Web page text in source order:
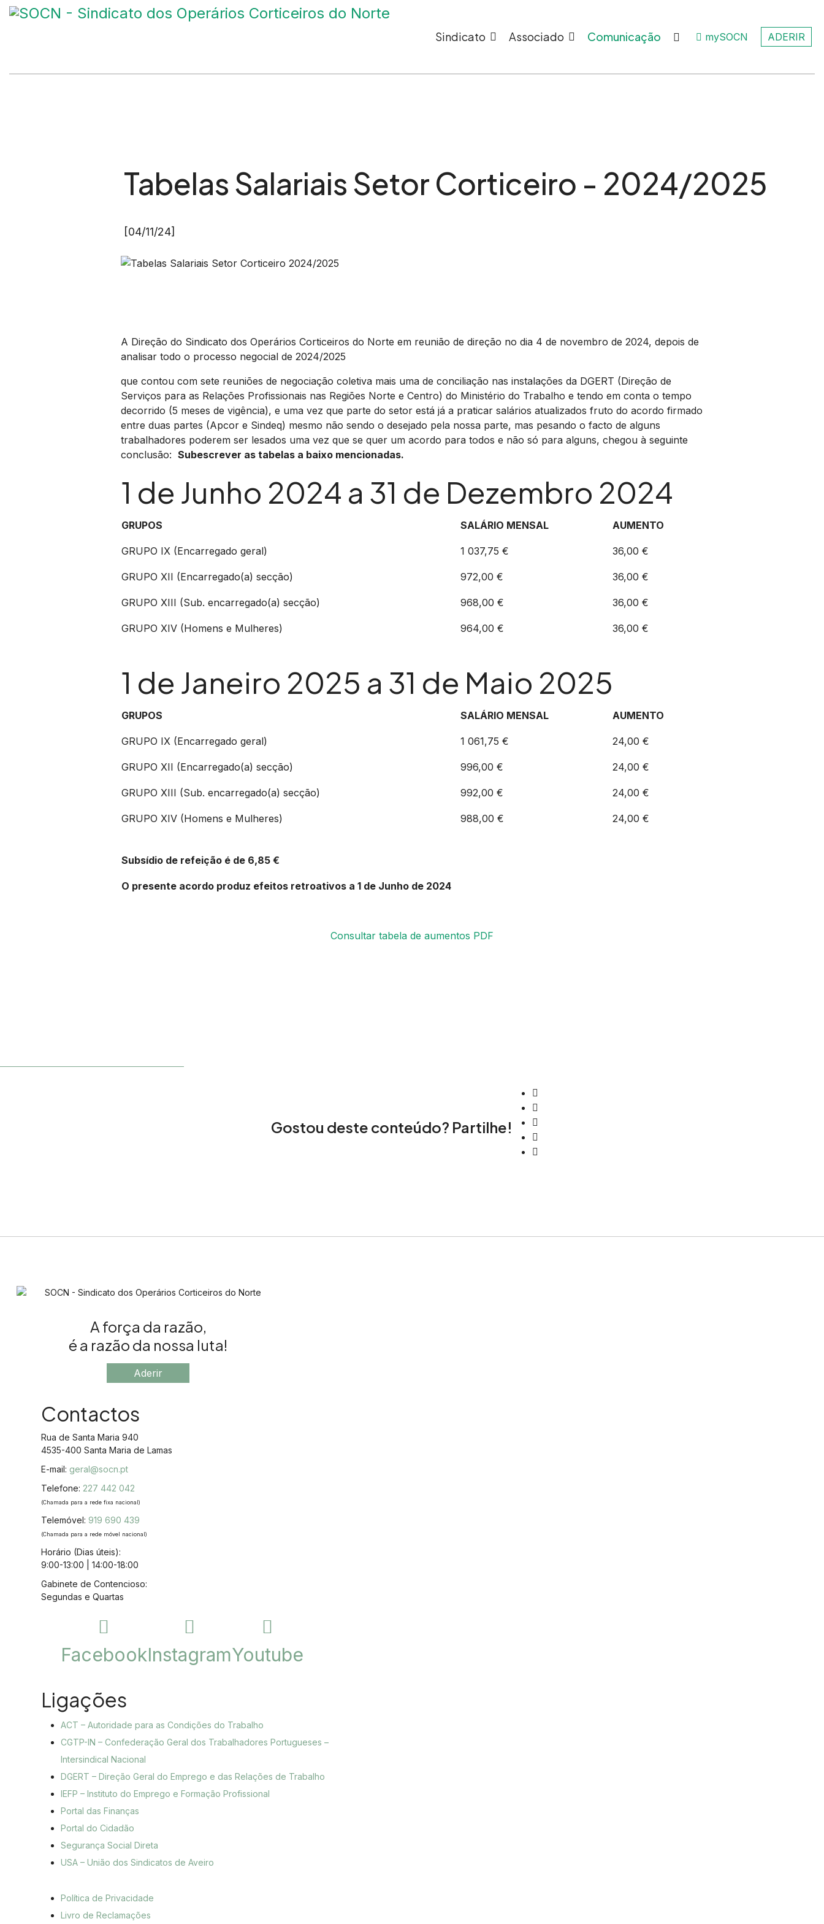
Sindicato Associado Comunicação mySOCN ADERIR
Tabelas Salariais Setor Corticeiro - 2024/2025
[04/11/24]
A Direção do Sindicato dos Operários Corticeiros do Norte em reunião de direção no dia 4 de novembro de 2024, depois de
analisar todo o processo negocial de 2024/2025
que contou com sete reuniões de negociação coletiva mais uma de conciliação nas instalações da DGERT (Direção de
Serviços para as Relações Profissionais nas Regiões Norte e Centro) do Ministério do Trabalho e tendo em conta o tempo
decorrido (5 meses de vigência), e uma vez que parte do setor está já a praticar salários atualizados fruto do acordo firmado
entre duas partes (Apcor e Sindeq) mesmo não sendo o desejado pela nossa parte, mas pesando o facto de alguns
trabalhadores poderem ser lesados uma vez que se quer um acordo para todos e não só para alguns, chegou à seguinte
conclusão: Subescrever as tabelas a baixo mencionadas.
1 de Junho 2024 a 31 de Dezembro 2024
GRUPOS SALÁRIO MENSAL AUMENTO
GRUPO IX (Encarregado geral) 1 037,75 € 36,00 €
GRUPO XII (Encarregado(a) secção) 972,00 € 36,00 €
GRUPO XIII (Sub. encarregado(a) secção) 968,00 € 36,00 €
GRUPO XIV (Homens e Mulheres) 964,00 € 36,00 €
1 de Janeiro 2025 a 31 de Maio 2025
GRUPOS SALÁRIO MENSAL AUMENTO
GRUPO IX (Encarregado geral) 1 061,75 € 24,00 €
GRUPO XII (Encarregado(a) secção) 996,00 € 24,00 €
GRUPO XIII (Sub. encarregado(a) secção) 992,00 € 24,00 €
GRUPO XIV (Homens e Mulheres) 988,00 € 24,00 €
Subsídio de refeição é de 6,85 €
O presente acordo produz efeitos retroativos a 1 de Junho de 2024
Consultar tabela de aumentos PDF
Gostou deste conteúdo? Partilhe!
A força da razão,
é a razão da nossa luta!
Aderir
Contactos
Rua de Santa Maria 940
4535-400 Santa Maria de Lamas
E-mail: geral@socn.pt
Telefone: 227 442 042
(Chamada para a rede fixa nacional)
Telemóvel: 919 690 439
(Chamada para a rede móvel nacional)
Horário (Dias úteis):
9:00-13:00 | 14:00-18:00
Gabinete de Contencioso:
Segundas e Quartas
FacebookInstagramYoutube
Ligações
ACT – Autoridade para as Condições do Trabalho
CGTP-IN – Confederação Geral dos Trabalhadores Portugueses –
Intersindical Nacional
DGERT – Direção Geral do Emprego e das Relações de Trabalho
IEFP – Instituto do Emprego e Formação Profissional
Portal das Finanças
Portal do Cidadão
Segurança Social Direta
USA – União dos Sindicatos de Aveiro
Política de Privacidade
Livro de Reclamações